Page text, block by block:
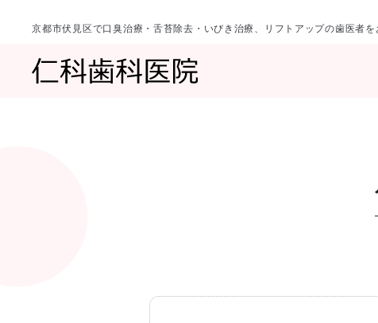
京都市伏見区で口臭治療・舌苔除去・いびき治療、リフトアップの歯医者